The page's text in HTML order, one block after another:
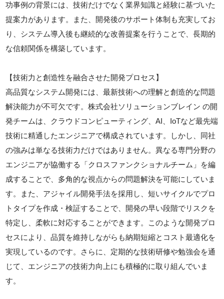
功事例の背景には、技術だけでなく業界知識と経験に基づいた
提案力があります。また、開発後のサポート体制も充実してお
り、システム導入後も継続的な改善提案を行うことで、長期的
な信頼関係を構築しています。
【技術力と創造性を融合させた開発プロセス】
高品質なシステム開発には、最新技術への理解と創造的な問題
解決能力が不可欠です。株式会社ソリューションブレイン の開
発チームは、クラウドコンピューティング、AI、IoTなど最先端
技術に精通したエンジニアで構成されています。しかし、同社
の強みは単なる技術力だけではありません。異なる専門分野の
エンジニアが協働する「クロスファンクショナルチーム」を編
成することで、多角的な視点からの問題解決を可能にしていま
す。また、アジャイル開発手法を採用し、短いサイクルでプロ
トタイプを作成・検証することで、開発の早い段階でリスクを
特定し、柔軟に対応することができます。このような開発プロ
セスにより、品質を維持しながらも納期短縮とコスト最適化を
実現しているのです。さらに、定期的な技術研修や勉強会を通
じて、エンジニアの技術力向上にも積極的に取り組んでいま
す。